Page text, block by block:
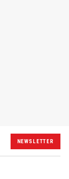
NEWSLETTER